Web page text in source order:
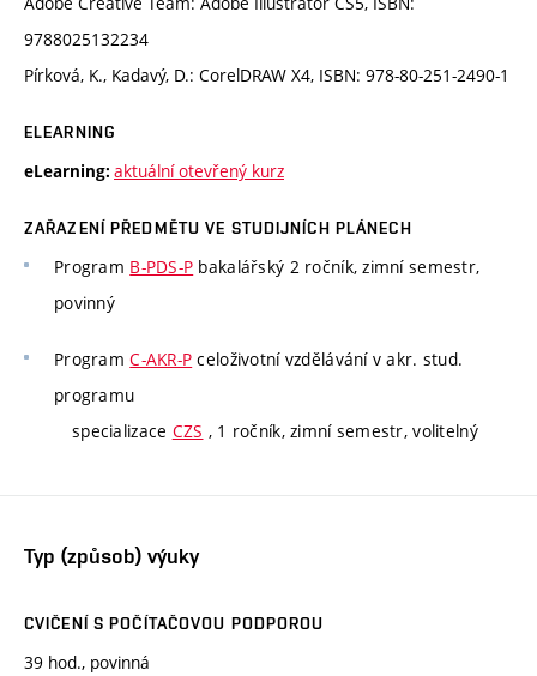
9788025132234
Pírková, K., Kadavý, D.: CorelDRAW X4, ISBN: 978-80-251-2490-1
ELEARNING
eLearning: aktuální otevřený kurz
ZAŘAZENÍ PŘEDMĚTU VE STUDIJNÍCH PLÁNECH
Program B-PDS-P bakalářský 2 ročník, zimní semestr,
povinný
ProgramC-AKR-P celoživotní vzdělávání v akr. stud.
programu
specializace CZS , 1 ročník, zimní semestr, volitelný
Typ (způsob) výuky
CVIČENÍ S POČÍTAČOVOU PODPOROU
39 hod., povinná